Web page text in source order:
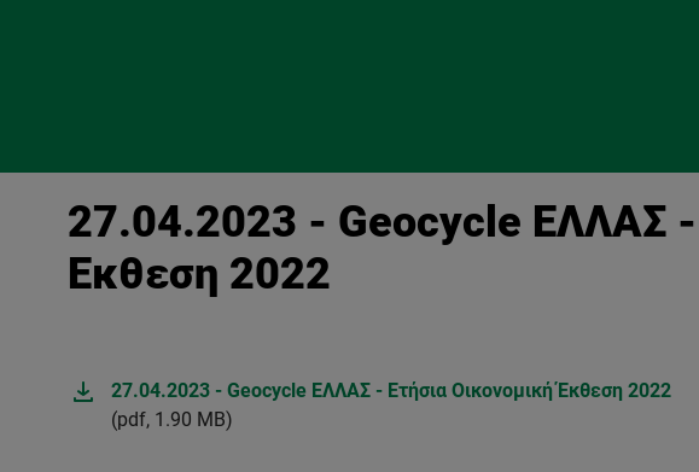
27.04.2023 - Geocycle ΕΛΛΑΣ -
Έκθεση 2022
27.04.2023 - Geocycle ΕΛΛΑΣ - Ετήσια Οικονομική Έκθεση 2022
(pdf, 1.90 MB)